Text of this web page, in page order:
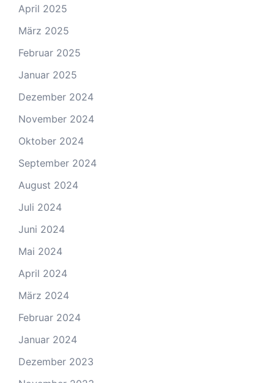
April 2025
März 2025
Februar 2025
Januar 2025
Dezember 2024
November 2024
Oktober 2024
September 2024
August 2024
Juli 2024
Juni 2024
Mai 2024
April 2024
März 2024
Februar 2024
Januar 2024
Dezember 2023